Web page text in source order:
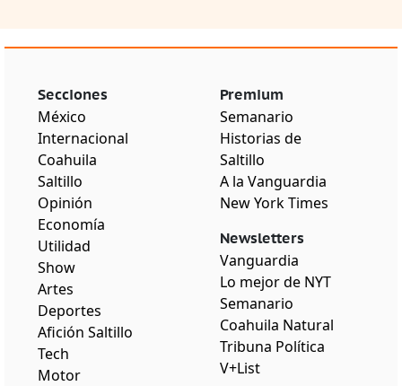
Secciones
México
Internacional
Coahuila
Saltillo
Opinión
Economía
Utilidad
Show
Artes
Deportes
Afición Saltillo
Tech
Motor
Premium
Semanario
Historias de
Saltillo
A la Vanguardia
New York Times
Newsletters
Vanguardia
Lo mejor de NYT
Semanario
Coahuila Natural
Tribuna Política
V+List